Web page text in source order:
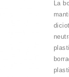
La